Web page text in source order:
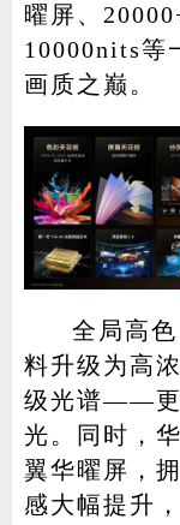
曜屏、
10000nits等
画质之巅。
全局高
料升级为高
级光谱——更
光。同时，
翼华曜屏，
感大幅提升